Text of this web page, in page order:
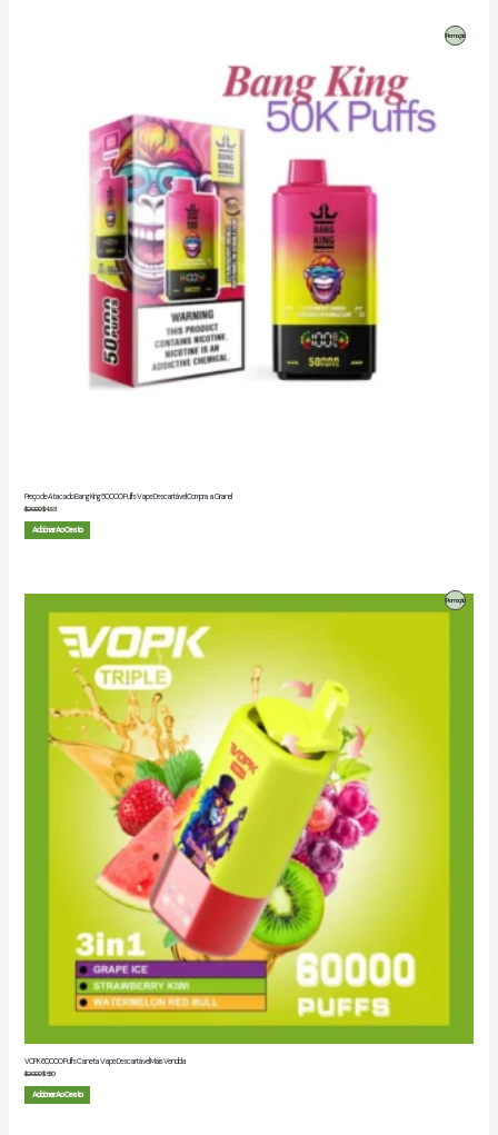
Preço de Atacado Bang King 50000 Puffs Vape Descartável Compra a Granel
PromoçãoProduto
$20.00$4.93
Adicionar Ao Cesto
VOPK 60000 Puffs Caneta Vape Descartável Mais Vendida
PromoçãoProduto
$20.00$5.80
Adicionar Ao Cesto